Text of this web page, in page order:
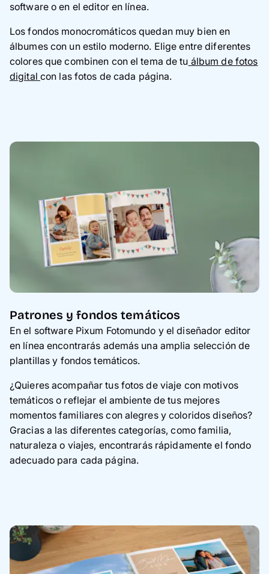
software o en el editor en línea.
Los fondos monocromáticos quedan muy bien en
álbumes con un estilo moderno. Elige entre diferentes
colores que combinen con el tema de tu álbum de fotos
digital con las fotos de cada página.
Patrones y fondos temáticos
En el software Pixum Fotomundo y el diseñador editor
en línea encontrarás además una amplia selección de
plantillas y fondos temáticos.
¿Quieres acompañar tus fotos de viaje con motivos
temáticos o reflejar el ambiente de tus mejores
momentos familiares con alegres y coloridos diseños?
Gracias a las diferentes categorías, como familia,
naturaleza o viajes, encontrarás rápidamente el fondo
adecuado para cada página.